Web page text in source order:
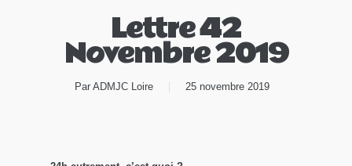
Lettre 42
Novembre 2019
Par ADMJC Loire 25 novembre 2019